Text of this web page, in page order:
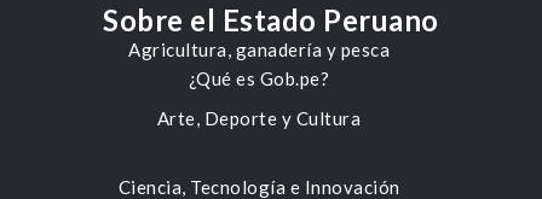
Agricultura, ganadería y pesca
Arte, Deporte y Cultura
Ciencia, Tecnología e Innovación
Sobre el Estado Peruano
¿Qué es Gob.pe?